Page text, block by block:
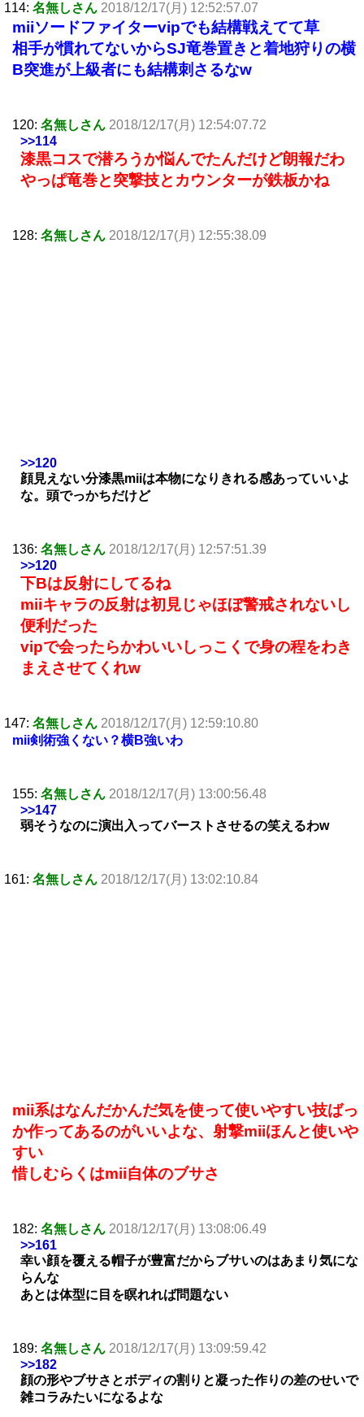
114: 名無しさん 2018/12/17(月) 12:52:57.07
miiソードファイターvipでも結構戦えてて草
相手が慣れてないからSJ竜巻置きと着地狩りの横
B突進が上級者にも結構刺さるなw
120: 名無しさん 2018/12/17(月) 12:54:07.72
>>114
漆黒コスで潜ろうか悩んでたんだけど朗報だわ
やっぱ竜巻と突撃技とカウンターが鉄板かね
128: 名無しさん 2018/12/17(月) 12:55:38.09
>>120
顔見えない分漆黒miiは本物になりきれる感あっていいよ
な。頭でっかちだけど
136: 名無しさん 2018/12/17(月) 12:57:51.39
>>120
下Bは反射にしてるね
miiキャラの反射は初見じゃほぼ警戒されないし
便利だった
vipで会ったらかわいいしっこくで身の程をわき
まえさせてくれw
147: 名無しさん 2018/12/17(月) 12:59:10.80
mii剣術強くない？横B強いわ
155: 名無しさん 2018/12/17(月) 13:00:56.48
>>147
弱そうなのに演出入ってバーストさせるの笑えるわw
161: 名無しさん 2018/12/17(月) 13:02:10.84
mii系はなんだかんだ気を使って使いやすい技ばっ
か作ってあるのがいいよな、射撃miiほんと使いや
すい
惜しむらくはmii自体のブサさ
182: 名無しさん 2018/12/17(月) 13:08:06.49
>>161
幸い顔を覆える帽子が豊富だからブサいのはあまり気にな
らんな
あとは体型に目を瞑れれば問題ない
189: 名無しさん 2018/12/17(月) 13:09:59.42
>>182
顔の形やブサさとボディの割りと凝った作りの差のせいで
雑コラみたいになるよな